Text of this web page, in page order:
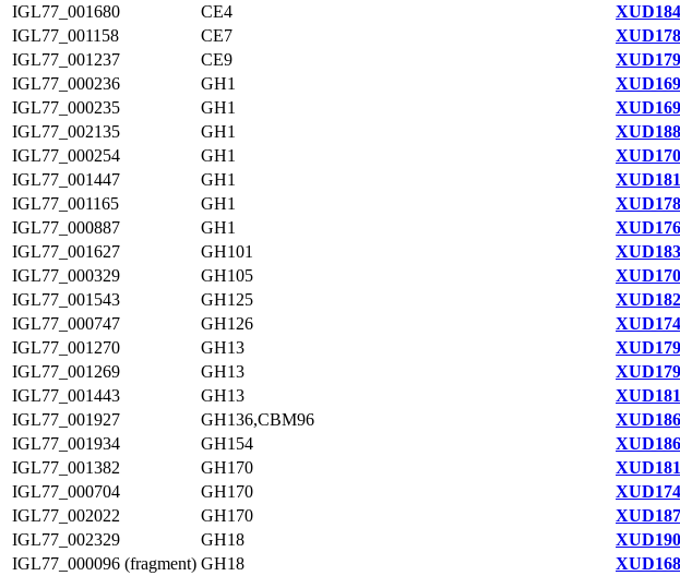
IGL77_001680
CE4
IGL77_001158
CE7
IGL77_001237
CE9
IGL77_000236
GH1
IGL77_000235
GH1
IGL77_002135
GH1
IGL77_000254
GH1
IGL77_001447
GH1
IGL77_001165
GH1
IGL77_000887
GH1
IGL77_001627
GH101
IGL77_000329
GH105
IGL77_001543
GH125
IGL77_000747
GH126
IGL77_001270
GH13
IGL77_001269
GH13
IGL77_001443
GH13
IGL77_001927
GH136,CBM96
IGL77_001934
GH154
IGL77_001382
GH170
IGL77_000704
GH170
IGL77_002022
GH170
IGL77_002329
GH18
IGL77_000096 (fragment) GH18